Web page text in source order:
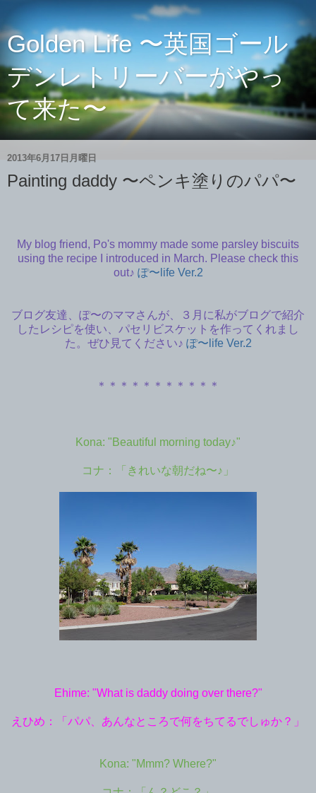
Golden Life 〜英国ゴール
デンレトリーバーがやっ
て来た〜
2013年6月17日月曜日
Painting daddy 〜ペンキ塗りのパパ〜
My blog friend, Po's mommy made some parsley biscuits
using the recipe I introduced in March. Please check this
out♪ ぽ〜life Ver.2
ブログ友達、ぽ〜のママさんが、３月に私がブログで紹介
したレシピを使い、パセリビスケットを作ってくれまし
た。ぜひ見てください♪ ぽ〜life Ver.2
＊＊＊＊＊＊＊＊＊＊＊
Kona: "Beautiful morning today♪"
コナ：「きれいな朝だね〜♪」
Ehime: "What is daddy doing over there?"
えひめ：「パパ、あんなところで何をちてるでしゅか？」
Kona: "Mmm? Where?"